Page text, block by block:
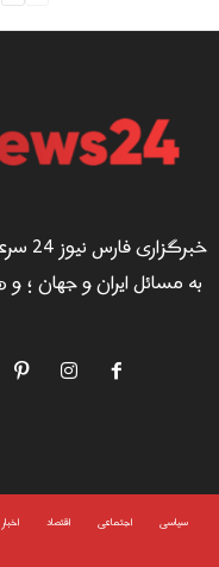
به مسائل ایران و جهان ؛
سياسى اجتماعی اقتصاد